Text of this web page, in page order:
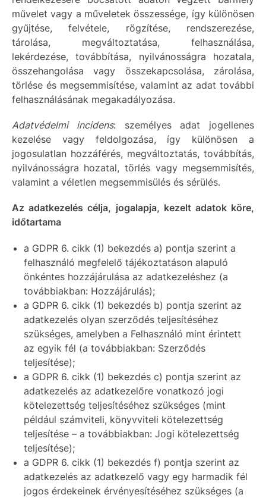
művelet vagy a műveletek összessége, így különösen
gyűjtése, felvétele, rögzítése, rendszerezése,
tárolása, megváltoztatása, felhasználása,
lekérdezése, továbbítása, nyilvánosságra hozatala,
összehangolása vagy összekapcsolása, zárolása,
törlése és megsemmisítése, valamint az adat további
felhasználásának megakadályozása.
Adatvédelmi incidens: személyes adat jogellenes
kezelése vagy feldolgozása, így különösen a
jogosulatlan hozzáférés, megváltoztatás, továbbítás,
nyilvánosságra hozatal, törlés vagy megsemmisítés,
valamint a véletlen megsemmisülés és sérülés.
Az adatkezelés célja, jogalapja, kezelt adatok köre,
időtartama
a GDPR 6. cikk (1) bekezdés a) pontja szerint a
felhasználó megfelelő tájékoztatáson alapuló
önkéntes hozzájárulása az adatkezeléshez (a
továbbiakban: Hozzájárulás);
a GDPR 6. cikk (1) bekezdés b) pontja szerint az
adatkezelés olyan szerződés teljesítéséhez
szükséges, amelyben a Felhasználó mint érintett
az egyik fél (a továbbiakban: Szerződés
teljesítése);
a GDPR 6. cikk (1) bekezdés c) pontja szerint az
adatkezelés az adatkezelőre vonatkozó jogi
kötelezettség teljesítéséhez szükséges (mint
például számviteli, könyvviteli kötelezettség
teljesítése – a továbbiakban: Jogi kötelezettség
teljesítése);
a GDPR 6. cikk (1) bekezdés f) pontja szerint az
adatkezelés az adatkezelő vagy egy harmadik fél
jogos érdekeinek érvényesítéséhez szükséges (a